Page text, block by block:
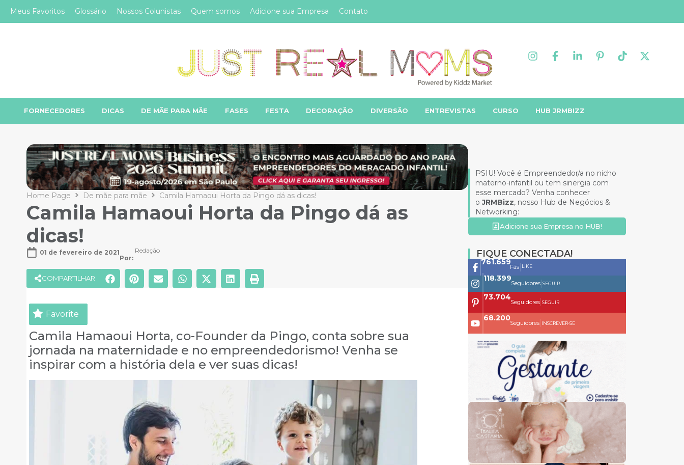
Meus Favoritos Glossário Nossos Colunistas Quem somos Adicione sua Empresa Contato
FORNECEDORES DICAS DE MÃE PARA MÃE FASES FESTA DECORAÇÃO DIVERSÃO ENTREVISTAS CURSO HUB JRMBIZZ
Home Page De mãe para mãe Camila Hamaoui Horta da Pingo dá as dicas!
Camila Hamaoui Horta da Pingo dá as
dicas!
01 de fevereiro de 2021
Por:
Redação
COMPARTILHAR
Favorite
Camila Hamaoui Horta, co-Founder da Pingo, conta sobre sua
jornada na maternidade e no empreendedorismo! Venha se
inspirar com a história dela e ver suas dicas!
PSIU! Você é Empreendedor/a no nicho
materno-infantil ou tem sinergia com
esse mercado? Venha conhecer
oJRMBizz, nosso Hub de Negócios &
Networking:
Adicione sua Empresa no HUB!
FIQUE CONECTADA!
761.659
Fãs LIKE
118.399
Seguidores| SEGUIR
73.704
Seguidores| SEGUIR
68.200
Seguidores| INSCREVER-SE